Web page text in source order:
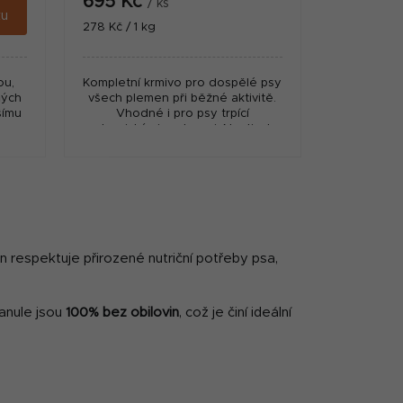
/ ks
Měrná
278 Kč / 1 kg
Kompletní krmivo pro dospělé psy
všech plemen při běžné aktivitě.
Vhodné i pro psy trpící
alergickými reakcemi. Nautical
respektuje přirozené nutriční potřeby psa,
jsou 100% bez obilovin, což je činí ideální